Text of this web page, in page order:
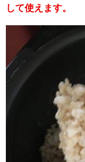
して使えます。